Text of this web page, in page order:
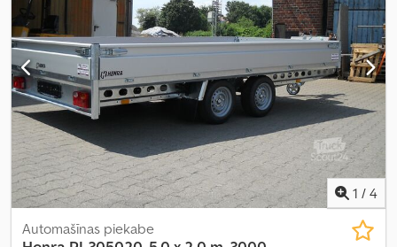
1 / 4
Automašīnas piekabe